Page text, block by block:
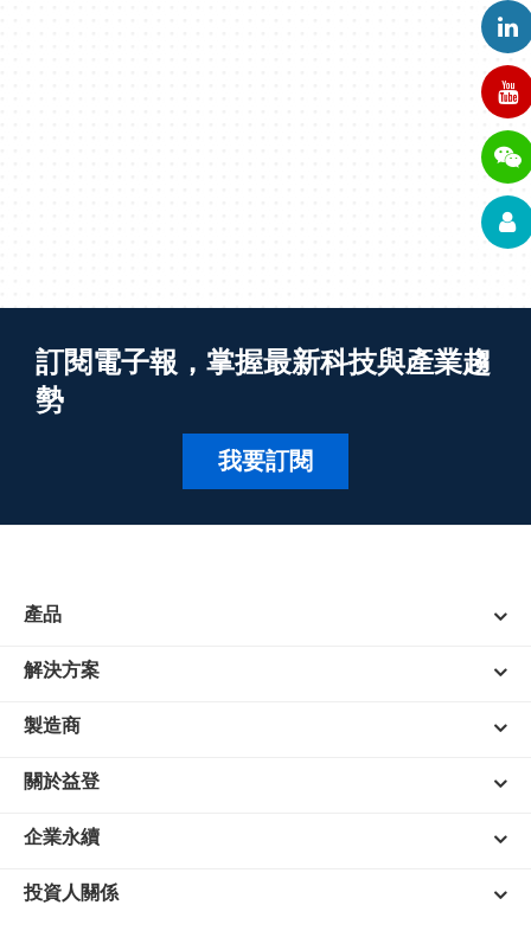
訂閱電子報，掌握最新科技與產業趨
勢
我要訂閱
產品
解決方案
製造商
關於益登
企業永續
投資人關係